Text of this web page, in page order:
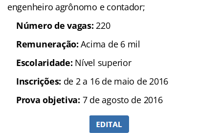
engenheiro agrônomo e contador;
Número de vagas: 220
Remuneração: Acima de 6 mil
Escolaridade: Nível superior
Inscrições: de 2 a 16 de maio de 2016
Prova objetiva: 7 de agosto de 2016